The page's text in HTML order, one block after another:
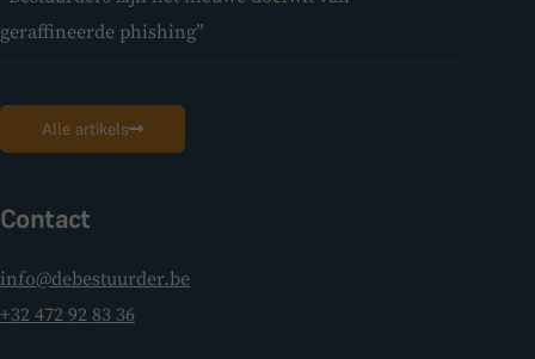
geraffineerde phishing”
Alle artikels
Contact
info@debestuurder.be
+32 472 92 83 36